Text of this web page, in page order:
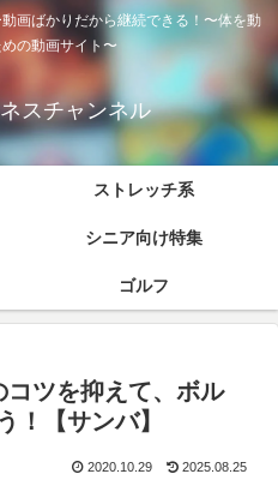
画ばかりだから継続できる！〜体を動
の動画サイト〜
スチャンネル
ストレッチ系
シニア向け特集
ゴルフ
コツを抑えて、ボル
！【サンバ】
2020.10.29 2025.08.25